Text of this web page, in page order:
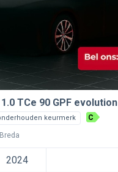
1.0 TCe 90 GPF evolution
keurmerk C
Breda
2024